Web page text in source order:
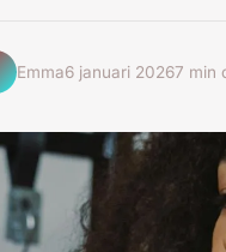
Emma6 januari 20267 min